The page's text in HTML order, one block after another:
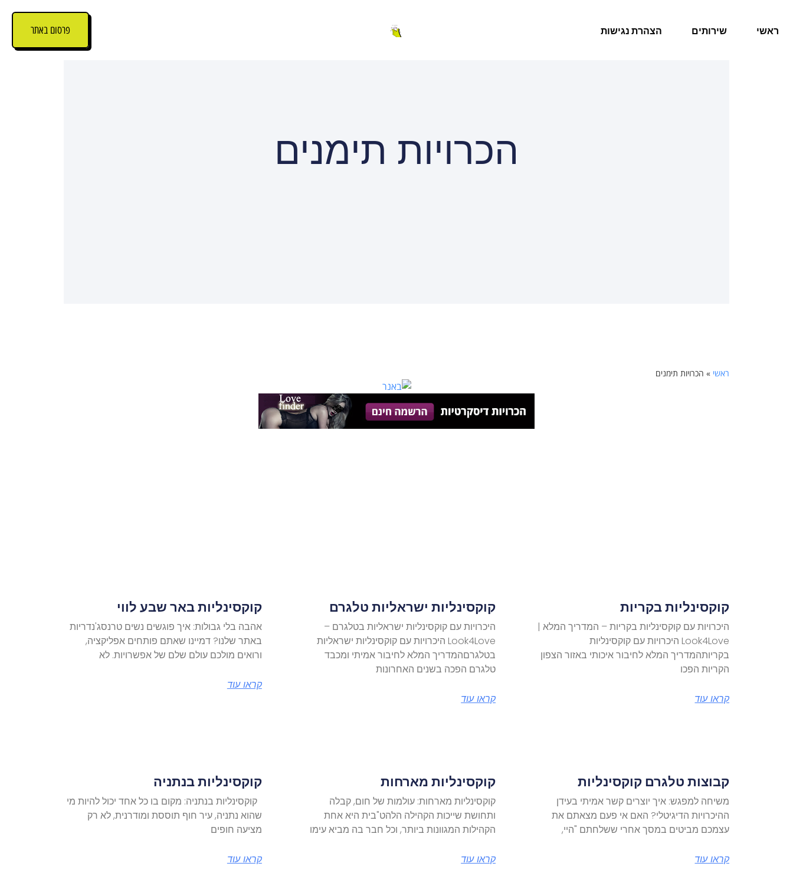
ראשי שירותים הצהרת נגישות פרסום באתר
הכרויות תימנים
ראשי » הכרויות תימנים
קוקסינליות בקריות
היכרויות עם קוקסינליות בקריות – המדריך המלא |
Look4Love היכרויות עם קוקסינליות
בקריותהמדריך המלא לחיבור איכותי באזור הצפון
הקריות הפכו
קראו עוד
קוקסינליות ישראליות טלגרם
היכרויות עם קוקסינליות ישראליות בטלגרם –
Look4Love היכרויות עם קוקסינליות ישראליות
בטלגרםהמדריך המלא לחיבור אמיתי ומכבד
טלגרם הפכה בשנים האחרונות
קראו עוד
קוקסינליות באר שבע לווי
אהבה בלי גבולות: איך פוגשים נשים טרנסג'נדריות
באתר שלנו? דמיינו שאתם פותחים אפליקציה,
ורואים מולכם עולם שלם של אפשרויות. לא
קראו עוד
קבוצות טלגרם קוקסינליות
משיחה למפגש: איך יוצרים קשר אמיתי בעידן
ההיכרויות הדיגיטלי? האם אי פעם מצאתם את
עצמכם מביטים במסך אחרי ששלחתם "היי,
קראו עוד
קוקסינליות מארחות
קוקסינליות מארחות: עולמות של חום, קבלה
ותחושת שייכות הקהילה הלהט"בית היא אחת
הקהילות המגוונות ביותר, וכל חבר בה מביא עימו
קראו עוד
קוקסינליות בנתניה
קוקסינליות בנתניה: מקום בו כל אחד יכול להיות מי
שהוא נתניה, עיר חוף תוססת ומודרנית, לא רק
מציעה חופים
קראו עוד